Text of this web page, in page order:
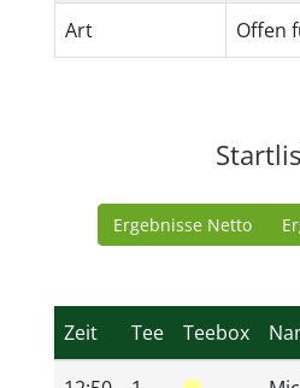
Art Offen
Ergebnisse Netto
Zeit Tee Teebox